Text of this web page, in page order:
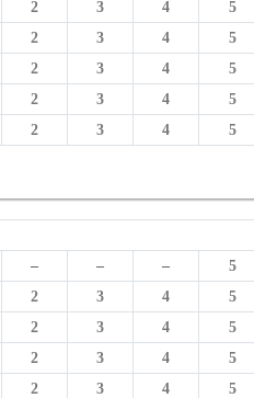
2 3 4
5
2 3 4
5
2 3 4
5
2 3 4
5
2 3 4 5
– – –
5
2 3 4
5
2 3 4
5
2 3 4
5
2 3 4
5